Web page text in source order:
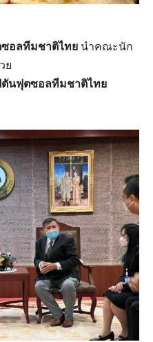
อลทีมชาติไทย นำคณะนัก
ย
ตันฟุตซอลทีมชาติไทย